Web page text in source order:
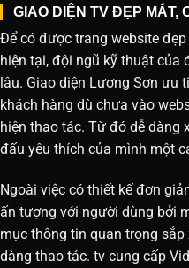
GIAO DIỆN TV ĐẸP MẮT,
Để có được trang website
hiện tại, đội ngũ kỹ thuật của
lâu. Giao diện Lương Sơn ưu
khách hàng dù chưa vào
hiện thao tác. Từ đó dễ dàng
đấu yêu thích của mình một
Ngoài việc có thiết kế đơn
ấn tượng với người dùng bởi
mục thông tin quan trọng
dàng thao tác. tv cung cấp